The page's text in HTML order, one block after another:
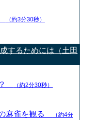
（約3分30秒）
するためには（土田
？ （約2分30秒）
麻雀を観る
（約4分